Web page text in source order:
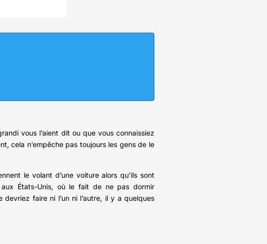
vous l’aient dit ou que vous connaissiez
cela n’empêche pas toujours les gens de le
le volant d’une voiture alors qu’ils sont
États-Unis, où le fait de ne pas dormir
faire ni l’un ni l’autre, il y a quelques